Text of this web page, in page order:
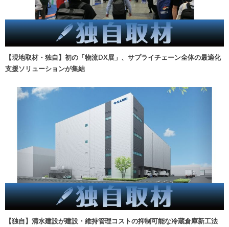
【現地取材・独自】初の「物流DX展」、サプライチェーン全体の最適化
支援ソリューションが集結
【独自】清水建設が建設・維持管理コストの抑制可能な冷蔵倉庫新工法